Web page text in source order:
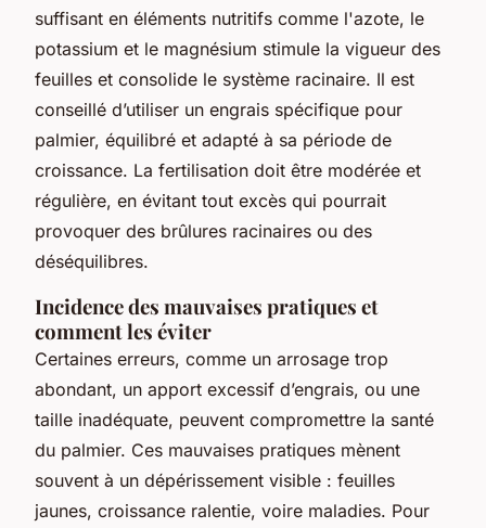
suffisant en éléments nutritifs comme l'azote, le
potassium et le magnésium stimule la vigueur des
feuilles et consolide le système racinaire. Il est
conseillé d’utiliser un engrais spécifique pour
palmier, équilibré et adapté à sa période de
croissance. La fertilisation doit être modérée et
régulière, en évitant tout excès qui pourrait
provoquer des brûlures racinaires ou des
déséquilibres.
Incidence des mauvaises pratiques et
comment les éviter
Certaines erreurs, comme un arrosage trop
abondant, un apport excessif d’engrais, ou une
taille inadéquate, peuvent compromettre la santé
du palmier. Ces mauvaises pratiques mènent
souvent à un dépérissement visible : feuilles
jaunes, croissance ralentie, voire maladies. Pour